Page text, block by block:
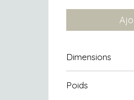
Dimensions
Poids